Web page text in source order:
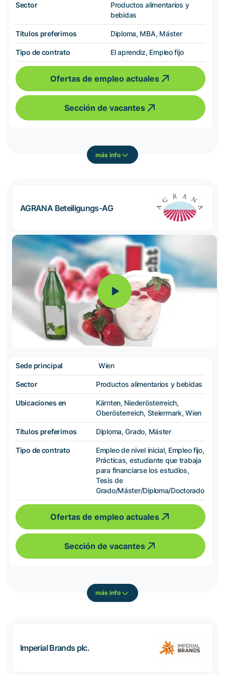
Sector
Productos alimentarios y
bebidas
Títulos preferimos Diploma, MBA, Máster
Tipo de contrato El aprendiz, Empleo fijo
Ofertas de empleo actuales
Sección de vacantes
más info
AGRANA Beteiligungs-AG
Sede principal Wien
Sector Productos alimentarios y bebidas
Ubicaciones en
Kärnten, Niederösterreich,
Oberösterreich, Steiermark, Wien
Títulos preferimos Diploma, Grado, Máster
Tipo de contrato
Empleo de nivel inicial, Empleo fijo,
Prácticas, estudiante que trabaja
para financiarse los estudios,
Tesis de
Grado/Máster/Diploma/Doctorado
Ofertas de empleo actuales
Sección de vacantes
más info
Imperial Brands plc.